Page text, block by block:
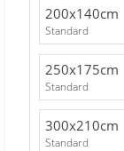
200x140cm
Standard
250x175cm
Standard
300x210cm
Standard